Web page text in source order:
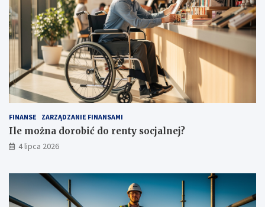
FINANSE ZARZĄDZANIE FINANSAMI
Ile można dorobić do renty socjalnej?
4 lipca 2026